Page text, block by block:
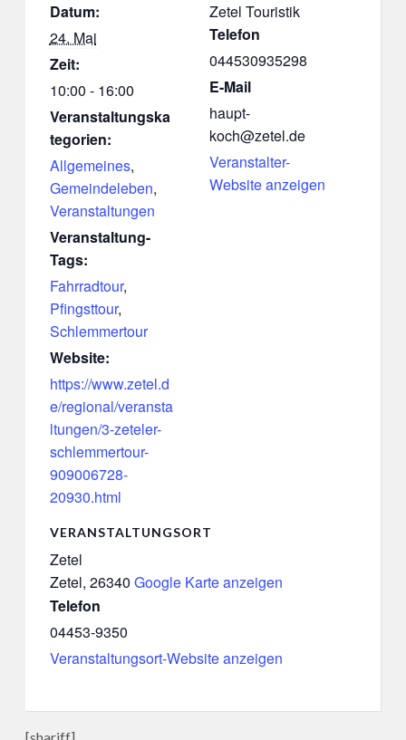
Datum:
24. Mai
Zeit:
10:00 - 16:00
Veranstaltungska
tegorien:
Allgemeines,
Gemeindeleben,
Veranstaltungen
Veranstaltung-
Tags:
Fahrradtour,
Pfingsttour,
Schlemmertour
Website:
https://www.zetel.d
e/regional/veransta
ltungen/3-zeteler-
schlemmertour-
909006728-
20930.html
VERANSTALTUNGSORT
Zetel
Zetel, 26340 Google Karte anzeigen
Telefon
04453-9350
Veranstaltungsort-Website anzeigen
Zetel Touristik
Telefon
044530935298
E-Mail
haupt-
koch@zetel.de
Veranstalter-
Website anzeigen